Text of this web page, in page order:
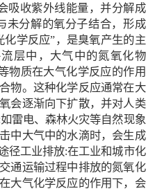
吸收紫外线能量，并分解成
未分解的氧分子结合，形成
学反应”，是臭氧产生的主
层中，大气中的氮氧化物
物质在大气化学反应的作用
物。这种化学反应通常在大
会逐渐向下扩散，并对人类
雷电、森林火灾等自然现象
中大气中的水滴时，会生成
径工业排放:在工业和城市化
通运输过程中排放的氮氧化
大气化学反应的作用下，会